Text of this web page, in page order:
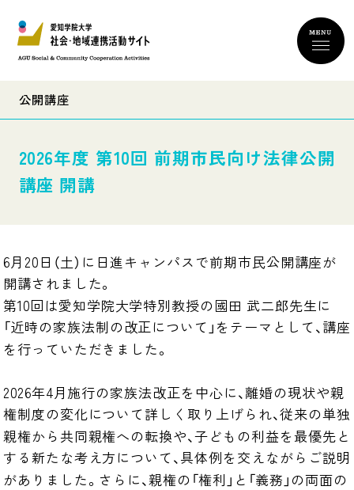
公開講座
2026年度 第10回 前期市民向け法律公開
講座 開講
6月20日（土）に日進キャンパスで前期市民公開講座が
開講されました。
第10回は愛知学院大学特別教授の國田 武二郎先生に
「近時の家族法制の改正について」をテーマとして、講座
を行っていただきました。
2026年4月施行の家族法改正を中心に、離婚の現状や親
権制度の変化について詳しく取り上げられ、従来の単独
親権から共同親権への転換や、子どもの利益を最優先と
する新たな考え方について、具体例を交えながらご説明
がありました。さらに、親権の「権利」と「義務」の両面の